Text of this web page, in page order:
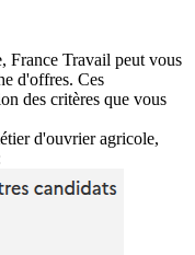
France Travail peut vous
d'offres. Ces
des critères que vous
d'ouvrier agricole,